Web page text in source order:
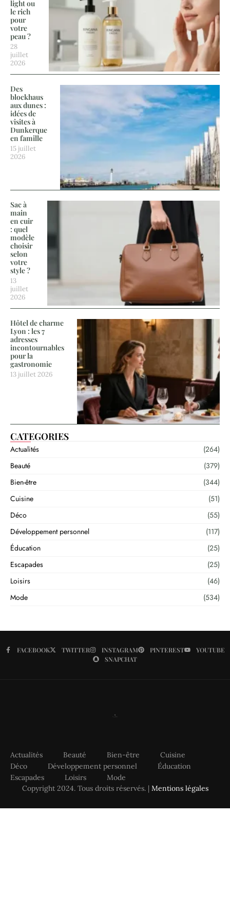
light ou
le rich
pour
votre
peau ?
28
juillet
2026
Des
blockhaus
aux dunes :
idées de
visites à
Dunkerque
en famille
15 juillet
2026
Sac à
main
en cuir
: quel
modèle
choisir
selon
votre
style ?
13
juillet
2026
Hôtel de charme
Lyon : les 7
adresses
incontournables
pour la
gastronomie
13 juillet 2026
CATEGORIES
Actualités
(264)
Beauté
(379)
Bien-être
(344)
Cuisine
(51)
Déco
(55)
Développement personnel
(117)
Éducation
(25)
Escapades
(25)
Loisirs
(46)
Mode
(534)
FACEBOOK TWITTER INSTAGRAM PINTEREST
YOUTUBE
SNAPCHAT
Actualités Beauté Bien-être
Cuisine
Déco
Développement personnel
Éducation
Escapades
Loisirs
Mode
Copyright 2024. Tous droits réservés. | Mentions légales